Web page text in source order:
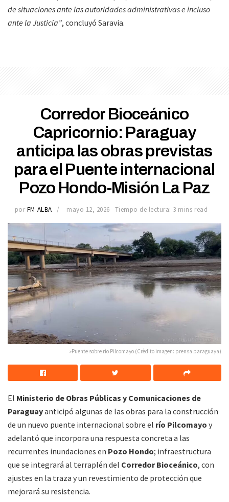
de situaciones ante las autoridades administrativas e incluso
ante la Justicia”, concluyó Saravia.
Corredor Bioceánico
Capricornio: Paraguay
anticipa las obras previstas
para el Puente internacional
Pozo Hondo-Misión La Paz
por FM ALBA mayo 12, 2026 Tiempo de lectura: 3 mins read
»Puente sobre rìo Pilcomayo (Crèdito imagen: prensa paraguaya)
El Ministerio de Obras Públicas y Comunicaciones de
Paraguayanticipó algunas de las obras para la construcción
de un nuevo puente internacional sobre el río Pilcomayo y
adelantó que incorpora una respuesta concreta a las
recurrentes inundaciones en Pozo Hondo; infraestructura
que se integrará al terraplén del Corredor Bioceánico, con
ajustes en la traza y un revestimiento de protección que
mejorará su resistencia.